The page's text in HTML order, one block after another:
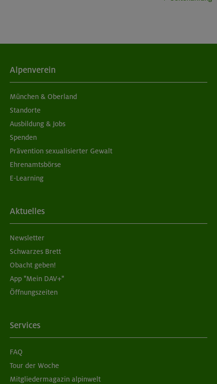
05./06.09.26
Grundkurs Klettern indoor für Frauen
München
07./14./21.09.26
Schnupperkletterkurs indoor
München
08./09.09.26
Alpenverein
München & Oberland
Standorte
Ausbildung & Jobs
Spenden
Prävention sexualisierter Gewalt
Ehrenamtsbörse
E-Learning
Aktuelles
Newsletter
Schwarzes Brett
Obacht geben!
App "Mein DAV+"
Öffnungszeiten
Services
FAQ
Tour der Woche
Mitgliedermagazin alpinwelt